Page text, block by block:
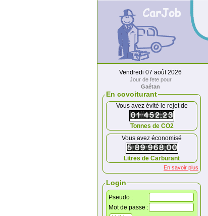
Vendredi 07 août 2026
Jour de fete pour
Gaétan
En covoiturant
Vous avez évité le rejet de
Tonnes de CO2
Vous avez économisé
Litres de Carburant
En savoir plus
Login
Pseudo :
Mot de passe :